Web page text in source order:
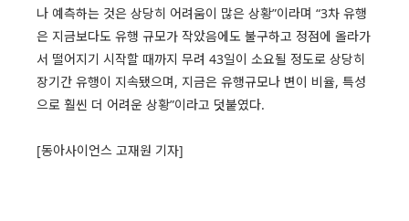
나 예측하는 것은 상당히 어려움이 많은 상황”이라며 “3차 유행
은 지금보다도 유행 규모가 작았음에도 불구하고 정점에 올라가
서 떨어지기 시작할 때까지 무려 43일이 소요될 정도로 상당히
장기간 유행이 지속됐으며, 지금은 유행규모나 변이 비율, 특성
으로 훨씬 더 어려운 상황”이라고 덧붙였다.
[동아사이언스 고재원 기자]